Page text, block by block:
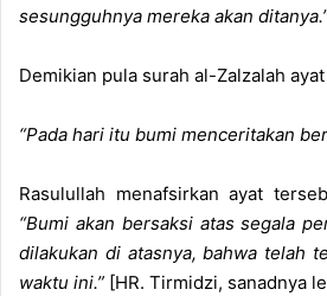
sesungguhnya mereka akan
Demikian pula surah al-Zalzalah
“Pada hari itu bumi menceritakan
Rasulullah menafsirkan ayat
“Bumi akan bersaksi atas segala
dilakukan di atasnya, bahwa telah
waktu ini.” [HR. Tirmidzi, sanadnya